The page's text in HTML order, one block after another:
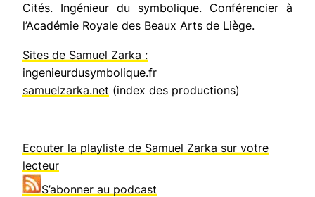
Cités. Ingénieur du symbolique. Conférencier à
l’Académie Royale des Beaux Arts de Liège.
Sites de Samuel Zarka :
ingenieurdusymbolique.fr
samuelzarka.net (index des productions)
Ecouter la playliste de Samuel Zarka sur votre
lecteur
S’abonner au podcast